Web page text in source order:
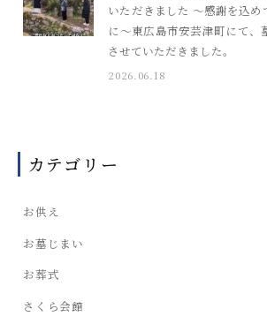
いただきました ～感謝を込め
に～東広島市安芸津町にて、
させていただきました。
2026.06.18
カテゴリー
お供え
お墓じまい
お葬式
さくら会館